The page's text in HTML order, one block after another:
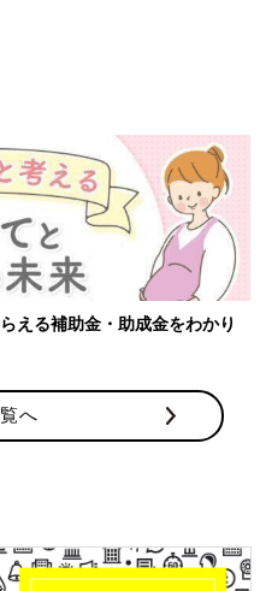
える補助金・助成金をわかり
へ